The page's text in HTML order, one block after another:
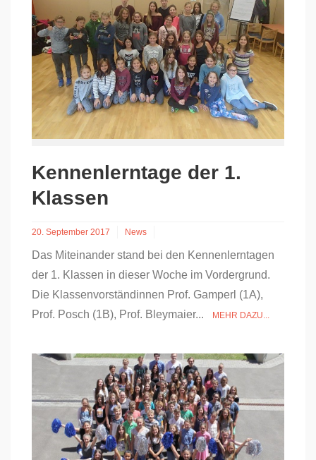
Kennenlerntage der 1.
Klassen
20. September 2017 News
Das Miteinander stand bei den Kennenlerntagen
der 1. Klassen in dieser Woche im Vordergrund.
Die Klassenvorständinnen Prof. Gamperl (1A),
Prof. Posch (1B), Prof. Bleymaier...
MEHR DAZU...